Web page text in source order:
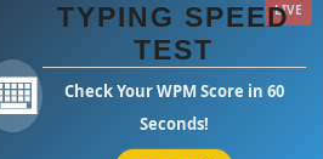
TYPING SPEED
TEST
Check Your WPM Score in 60
Seconds!
LIVE